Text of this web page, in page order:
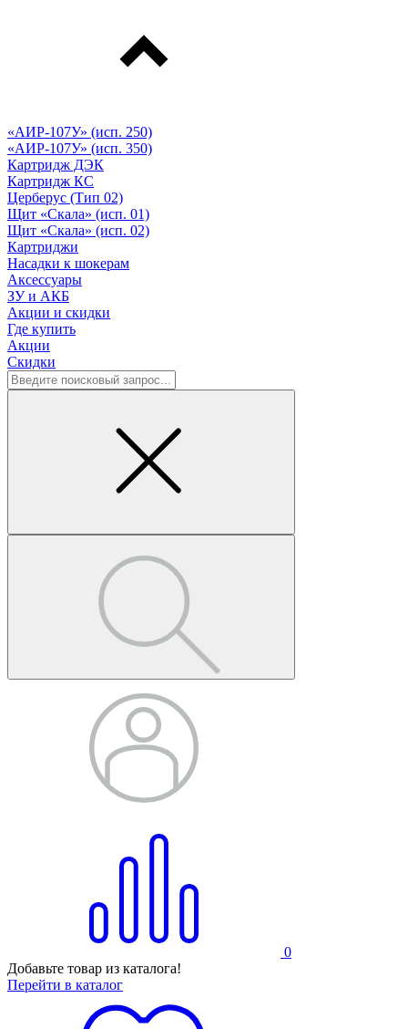
«АИР-107У» (исп. 250)
«АИР-107У» (исп. 350)
Картридж ДЭК
Картридж КС
Церберус (Тип 02)
Щит «Скала» (исп. 01)
Щит «Скала» (исп. 02)
Картриджи
Насадки к шокерам
Аксессуары
ЗУ и АКБ
Акции и скидки
Где купить
Акции
Скидки
0
Добавьте товар из каталога!
Перейти в каталог